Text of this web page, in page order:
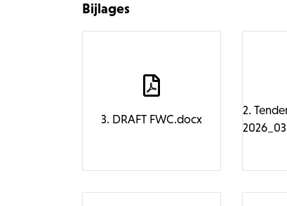
Bijlages
3. DRAFT FWC.docx
2.